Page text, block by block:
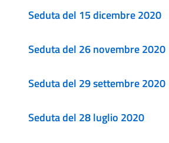
Seduta del 15 dicembre 2020
Seduta del 26 novembre 2020
Seduta del 29 settembre 2020
Seduta del 28 luglio 2020